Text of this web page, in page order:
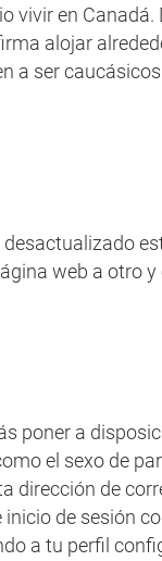
vivir en Canadá.
alojar
a ser
web a otro
poner a
el sexo de
dirección de
de sesión
a tu perfil